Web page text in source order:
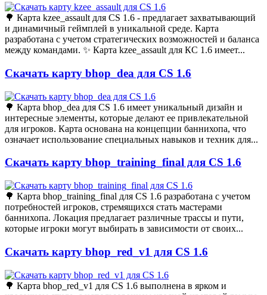
🌳 Карта kzee_assault для CS 1.6 - предлагает захватывающий
и динамичный геймплей в уникальной среде. Карта
разработана с учетом стратегических возможностей и баланса
между командами. ✨ Карта kzee_assault для КС 1.6 имеет...
Скачать карту bhop_dea для CS 1.6
🌳 Карта bhop_dea для CS 1.6 имеет уникальный дизайн и
интересные элементы, которые делают ее привлекательной
для игроков. Карта основана на концепции баннихопа, что
означает использование специальных навыков и техник для...
Скачать карту bhop_training_final для CS 1.6
🌳 Карта bhop_training_final для CS 1.6 разработана с учетом
потребностей игроков, стремящихся стать мастерами
баннихопа. Локация предлагает различные трассы и пути,
которые игроки могут выбирать в зависимости от своих...
Скачать карту bhop_red_v1 для CS 1.6
🌳 Карта bhop_red_v1 для CS 1.6 выполнена в ярком и